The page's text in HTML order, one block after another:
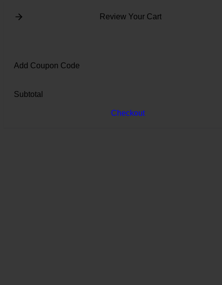
Review Your Cart
Add Coupon Code
Subtotal
Checkout